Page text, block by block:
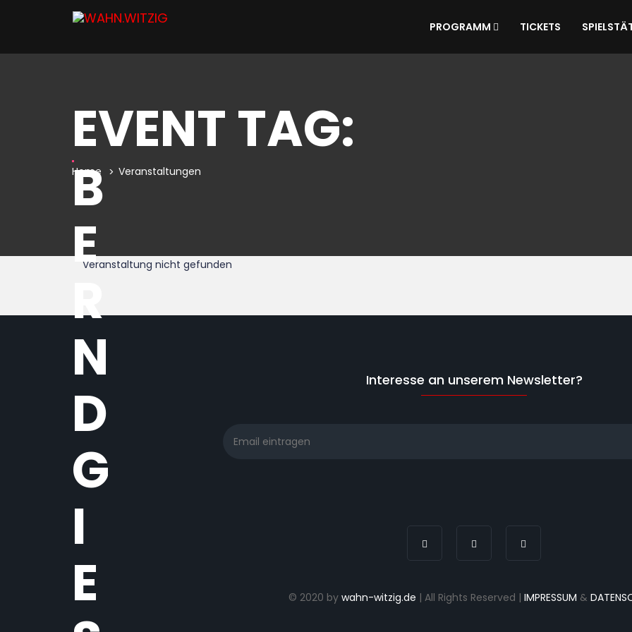
PROGRAMM TICKETS
EVENT TAG:
B
E
R
N
D
G
I
E
Home Veranstaltungen
Veranstaltung nicht gefunden
Interesse an unserem Newsletter?
© 2020 by wahn-witzig.de | All Rights Reserved | IMPRESSUM &